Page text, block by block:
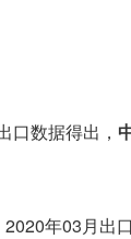
口数据得出，
年03月出